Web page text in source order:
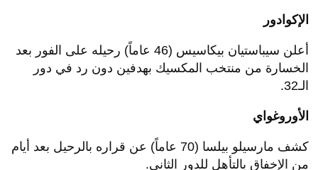
الإكوادور
أعلن سيباستيان بيكاسيس (46 عاماً) رحيله على الفور بعد
الخسارة من منتخب المكسيك بهدفين دون رد في دور
الـ32.
الأوروغواي
كشف مارسيلو بيلسا (70 عاماً) عن قراره بالرحيل بعد أيام
من الإخفاق بالتأهل للدور الثاني.